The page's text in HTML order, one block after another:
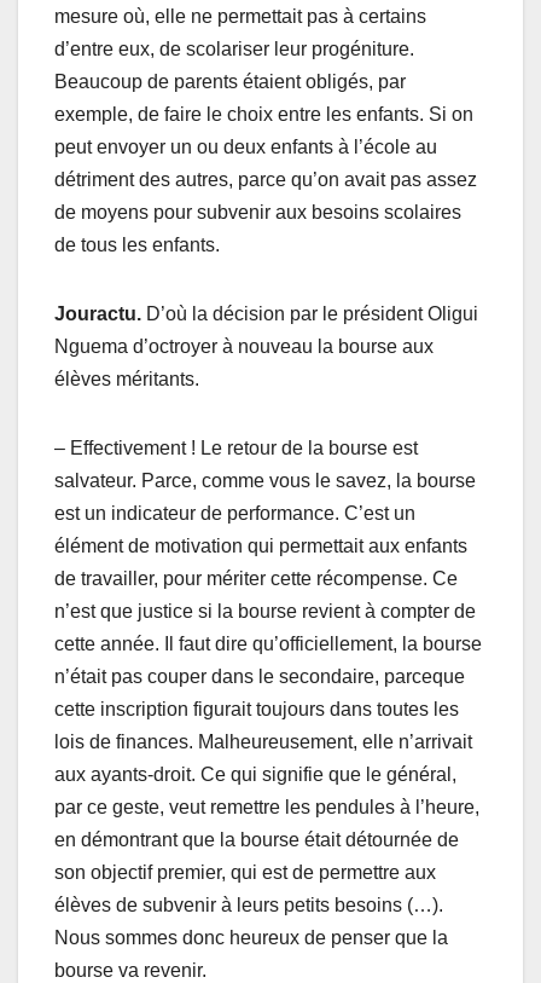
mesure où, elle ne permettait pas à certains
d’entre eux, de scolariser leur progéniture.
Beaucoup de parents étaient obligés, par
exemple, de faire le choix entre les enfants. Si on
peut envoyer un ou deux enfants à l’école au
détriment des autres, parce qu’on avait pas assez
de moyens pour subvenir aux besoins scolaires
de tous les enfants.
Jouractu. D’où la décision par le président Oligui
Nguema d’octroyer à nouveau la bourse aux
élèves méritants.
– Effectivement ! Le retour de la bourse est
salvateur. Parce, comme vous le savez, la bourse
est un indicateur de performance. C’est un
élément de motivation qui permettait aux enfants
de travailler, pour mériter cette récompense. Ce
n’est que justice si la bourse revient à compter de
cette année. Il faut dire qu’officiellement, la bourse
n’était pas couper dans le secondaire, parceque
cette inscription figurait toujours dans toutes les
lois de finances. Malheureusement, elle n’arrivait
aux ayants-droit. Ce qui signifie que le général,
par ce geste, veut remettre les pendules à l’heure,
en démontrant que la bourse était détournée de
son objectif premier, qui est de permettre aux
élèves de subvenir à leurs petits besoins (…).
Nous sommes donc heureux de penser que la
bourse va revenir.